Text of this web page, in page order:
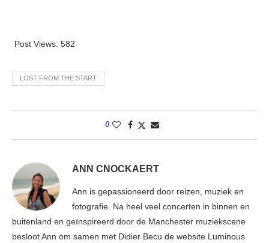
Post Views: 582
LOST FROM THE START
0
ANN CNOCKAERT
Ann is gepassioneerd door reizen, muziek en
fotografie. Na heel veel concerten in binnen en
buitenland en geïnspireerd door de Manchester muziekscene
besloot Ann om samen met Didier Becu de website Luminous